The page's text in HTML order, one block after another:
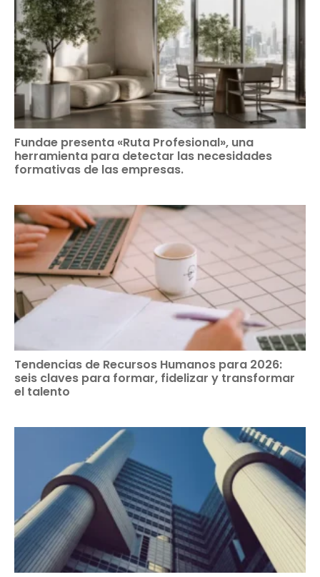
Fundae presenta «Ruta Profesional», una
herramienta para detectar las necesidades
formativas de las empresas.
Tendencias de Recursos Humanos para 2026:
seis claves para formar, fidelizar y transformar
el talento